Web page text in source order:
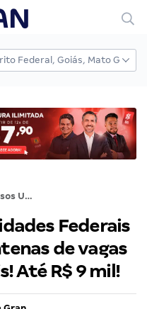
Concursos Universidades Federais 2016 oferecem centenas de vagas para todos os níveis! Até R$ 9 mil!
Federais
de vagas
Até R$ 9 mil!